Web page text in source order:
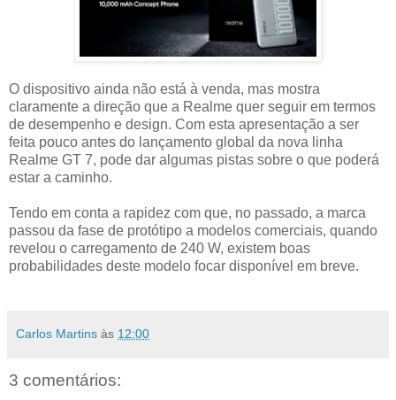
O dispositivo ainda não está à venda, mas mostra
claramente a direção que a Realme quer seguir em termos
de desempenho e design. Com esta apresentação a ser
feita pouco antes do lançamento global da nova linha
Realme GT 7, pode dar algumas pistas sobre o que poderá
estar a caminho.
Tendo em conta a rapidez com que, no passado, a marca
passou da fase de protótipo a modelos comerciais, quando
revelou o carregamento de 240 W, existem boas
probabilidades deste modelo focar disponível em breve.
Carlos Martins às 12:00
3 comentários: